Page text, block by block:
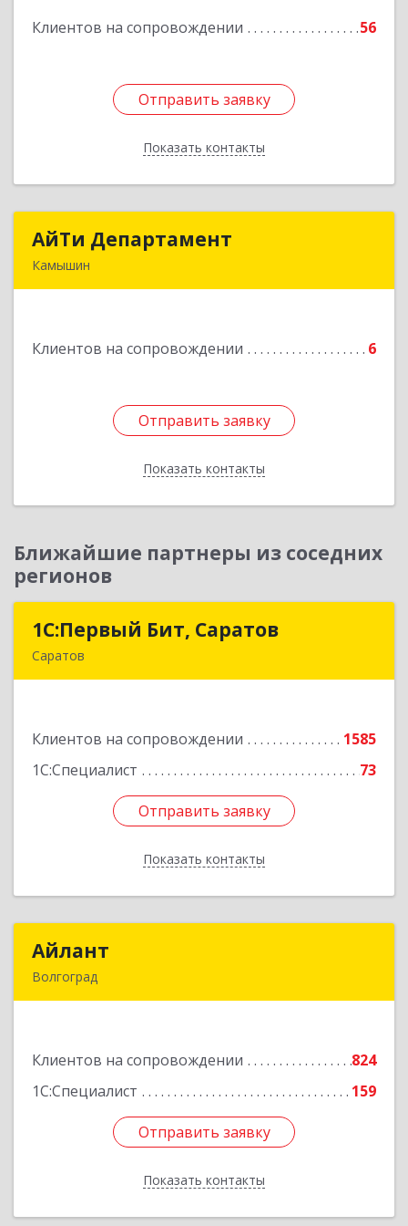
Клиентов на сопровождении 56
Отправить заявку
Показать контакты
Подробнее
Отправить заявку
Назад
АйТи Департамент
Камышин
Клиентов на сопровождении 6
Отправить заявку
Показать контакты
АйТи Департамент
Подробнее
Отправить заявку
Назад
Ближайшие партнеры из соседних
регионов
1С:Первый Бит, Саратов
Саратов
Клиентов на сопровождении
1585
1С:Специалист
73
Отправить заявку
Показать контакты
1С:Первый Бит, Саратов
Подробнее
Отправить заявку
Назад
Айлант
Волгоград
Клиентов на сопровождении
824
1С:Специалист
159
Отправить заявку
Показать контакты
Подробнее
Отправить заявку
Назад